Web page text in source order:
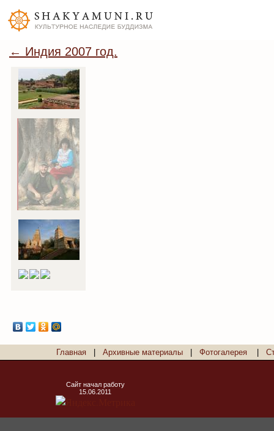
← Индия 2007 год.
Главная Архивные материалы Фотогалерея
Сайт начал работу
15.06.2011